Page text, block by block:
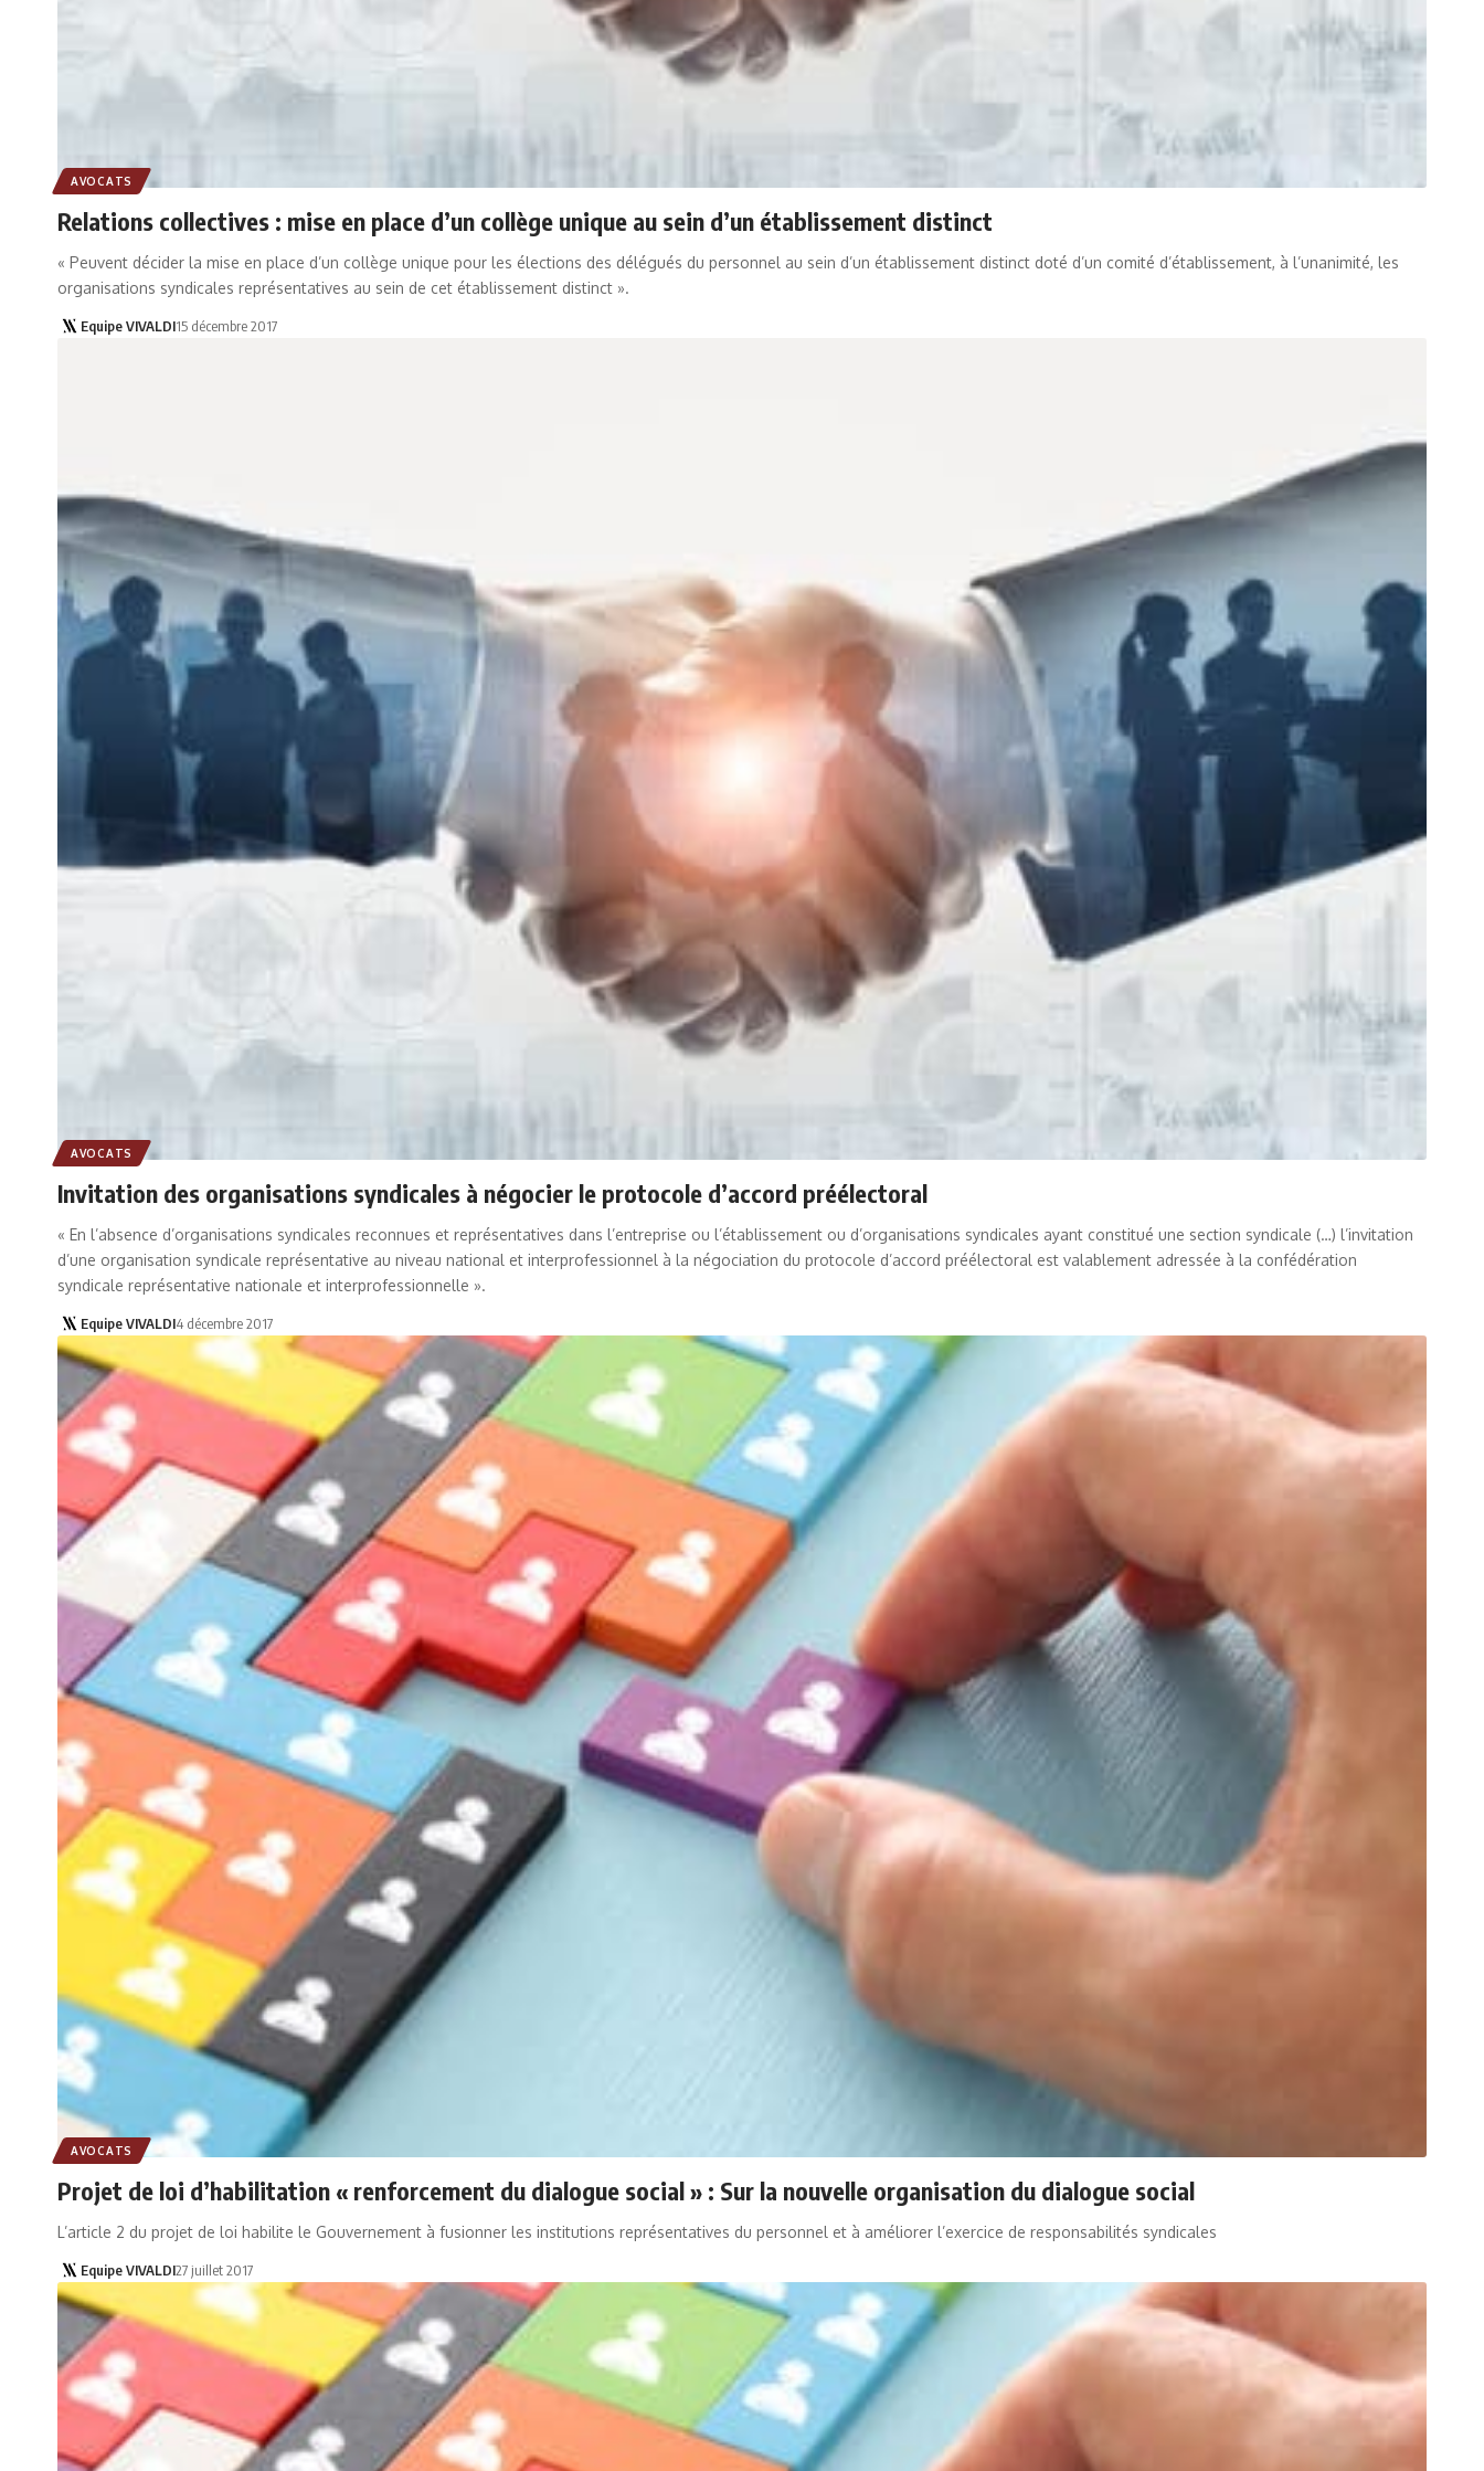
AVOCATS
Relations collectives : mise en place d’un collège unique au sein d’un établissement distinct
« Peuvent décider la mise en place d’un collège unique pour les élections des délégués du personnel au sein d’un établissement distinct doté d’un comité d’établissement, à l’unanimité, les
organisations syndicales représentatives au sein de cet établissement distinct ».
Equipe VIVALDI15 décembre 2017
AVOCATS
Invitation des organisations syndicales à négocier le protocole d’accord préélectoral
« En l’absence d’organisations syndicales reconnues et représentatives dans l’entreprise ou l’établissement ou d’organisations syndicales ayant constitué une section syndicale (…) l’invitation
d’une organisation syndicale représentative au niveau national et interprofessionnel à la négociation du protocole d’accord préélectoral est valablement adressée à la confédération
syndicale représentative nationale et interprofessionnelle ».
Equipe VIVALDI4 décembre 2017
AVOCATS
Projet de loi d’habilitation « renforcement du dialogue social » : Sur la nouvelle organisation du dialogue social
L’article 2 du projet de loi habilite le Gouvernement à fusionner les institutions représentatives du personnel et à améliorer l’exercice de responsabilités syndicales
Equipe VIVALDI27 juillet 2017